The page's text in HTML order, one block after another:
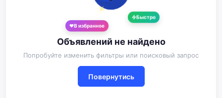
Быстро
В избранное
Объявлений не найдено
Попробуйте изменить фильтры или поисковый запрос
Повернутись